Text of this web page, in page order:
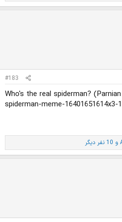
#183
Who's the real spiderman?
و 10 نفر دیگر